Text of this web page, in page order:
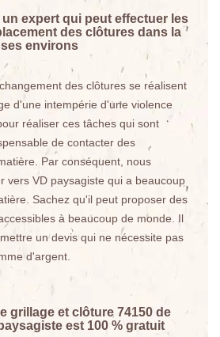
expert qui peut effectuer les
des clôtures dans la
environs
des clôtures se réalisent
d'une intempérie d'une violence
réaliser ces tâches qui sont
de contacter des
Par conséquent, nous
vers VD paysagiste qui a beaucoup
Sachez qu'il peut proposer des
à beaucoup de monde. Il
un devis qui ne nécessite pas
d'argent.
grillage et clôture 74150 de
est 100 % gratuit